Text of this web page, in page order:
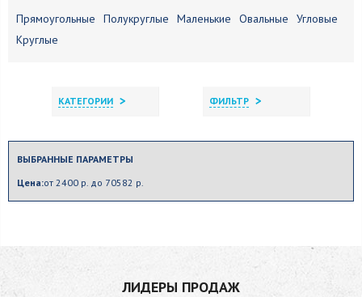
Прямоугольные Полукруглые Маленькие Овальные
Угловые
Круглые
КАТЕГОРИИ > ФИЛЬТР >
ВЫБРАННЫЕ ПАРАМЕТРЫ
Цена:от 2400 р. до 70582 р.
ЛИДЕРЫ ПРОДАЖ